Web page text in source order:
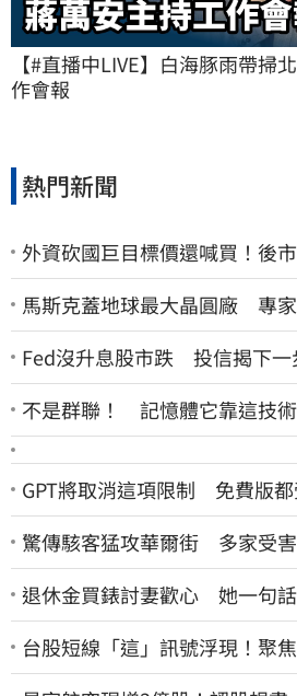
【#直播中LIVE】白海豚雨帶掃
作會報
熱門新聞
外資砍國巨目標價還喊買！後
馬斯克蓋地球最大晶圓廠 專
Fed沒升息股市跌 投信揭下一
不是群聯！ 記憶體它靠這技
GPT將取消這項限制 免費版
驚傳駭客猛攻華爾街 多家受
退休金買錶討妻歡心 她一句
台股短線「這」訊號浮現！聚